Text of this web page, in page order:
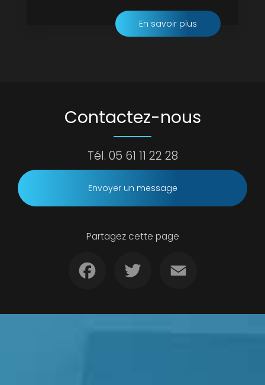
En savoir plus
Contactez-nous
Tél. 05 61 11 22 28
Envoyer un message
Partagez cette page